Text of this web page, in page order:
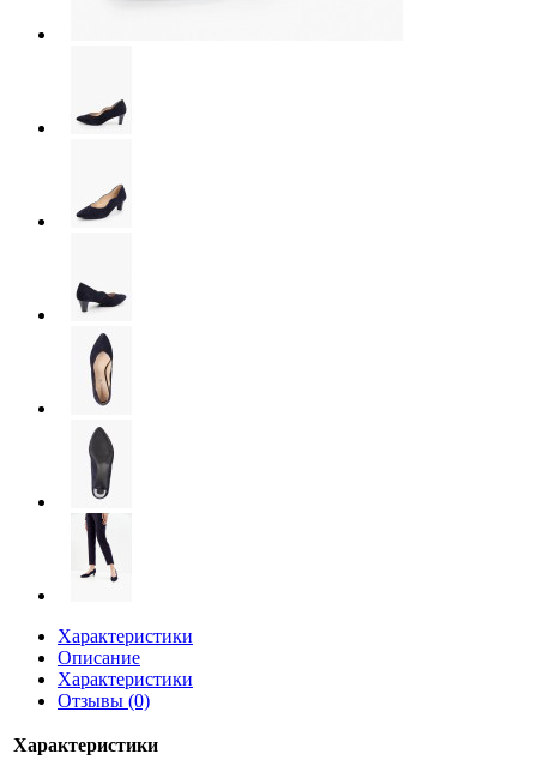
Характеристики
Описание
Характеристики
Отзывы (0)
Характеристики